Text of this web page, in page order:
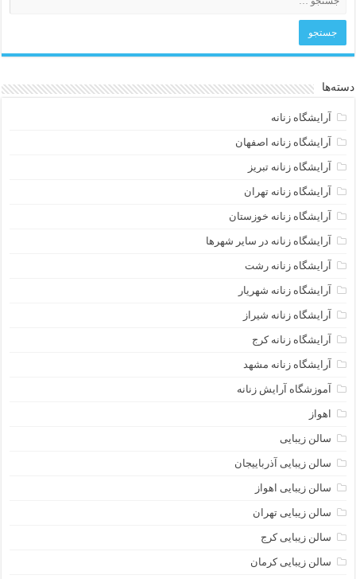
دسته‌ها
آرایشگاه زنانه
آرایشگاه زنانه اصفهان
آرایشگاه زنانه تبریز
آرایشگاه زنانه تهران
آرایشگاه زنانه خوزستان
آرایشگاه زنانه در سایر شهرها
آرایشگاه زنانه رشت
آرایشگاه زنانه شهریار
آرایشگاه زنانه شیراز
آرایشگاه زنانه کرج
آرایشگاه زنانه مشهد
آموزشگاه آرایش زنانه
اهواز
سالن زیبایی
سالن زیبایی آذرباییجان
سالن زیبایی اهواز
سالن زیبایی تهران
سالن زیبایی کرج
سالن زیبایی کرمان